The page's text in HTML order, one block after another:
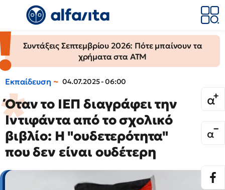
Συντάξεις Σεπτεμβρίου 2026: Πότε μπαίνουν τα
χρήματα στα ΑΤΜ
Εκπαίδευση 04.07.2025 - 06:00
Όταν το ΙΕΠ διαγράφει την
Ιντιφάντα από το σχολικό
βιβλίο: Η "ουδετερότητα"
που δεν είναι ουδέτερη